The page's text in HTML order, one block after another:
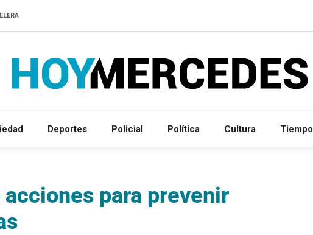
Deportes Policial Política Cultura Tiempo
para prevenir